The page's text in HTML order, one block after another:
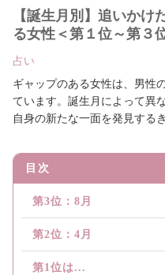
【誕生月別】追いか
る女性＜第１位～第３
占い
ギャップのある女性は、男性
ています。誕生月によって異
自身の新たな一面を発見する
目次
第3位：8月
第2位：4月
第1位は...